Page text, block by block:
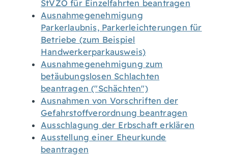
StVZO für Einzelfahrten beantragen
Ausnahmegenehmigung
Parkerlaubnis, Parkerleichterungen für
Betriebe (zum Beispiel
Handwerkerparkausweis)
Ausnahmegenehmigung zum
betäubungslosen Schlachten
beantragen ("Schächten")
Ausnahmen von Vorschriften der
Gefahrstoffverordnung beantragen
Ausschlagung der Erbschaft erklären
Ausstellung einer Eheurkunde
beantragen